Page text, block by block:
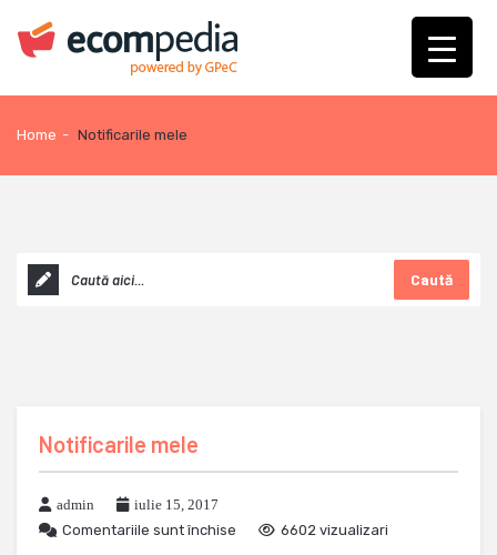
Home - Notificarile mele
Caută
Notificarile mele
admin
iulie 15, 2017
Comentariile sunt închise
6602 vizualizari